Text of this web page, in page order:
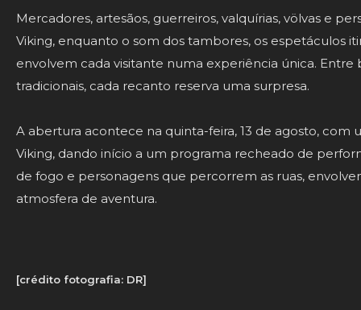
Mercadores, artesãos, guerreiros, valquírias, völvas e
Viking, enquanto o som dos tambores, os espetáculos
envolvem cada visitante numa experiência única. Entre
tradicionais, cada recanto reserva uma surpresa.
A abertura acontece na quinta-feira, 13 de agosto, com
Viking, dando início a um programa recheado de
de fogo e personagens que percorrem as ruas,
atmosfera de aventura.
[crédito fotografia: DR]